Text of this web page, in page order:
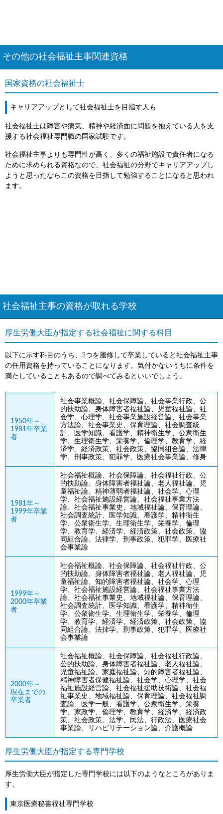
その他の社会福祉主事関連資格
国家資格の社会福祉士
キャリアアップとして社会福祉士を目指す人も
社会福祉士は障害や病気、精神や経済面に問題を抱えている人を支
援する社会福祉専門職の国家試験です。
社会福祉主事よりも専門性が高く、多くの福祉施設で責任者になる
ために求められる資格なので、社会福祉の分野でキャリアアップし
ようと思ったならこの資格を目指して勉強することになると思われ
ます。
社会福祉主事の資格が取れる学校
厚生労働大臣が指定する社会福祉に関する科目
以下に示す科目のうち、3つを履修して卒業していると社会福祉主事
の任用資格を持っていることになります。気付かないうちに条件を
満たしていることもあるので調べてみるといいでしょう。
1950年～
1981年卒業
者
社会事業概論、社会保障論、社会事業行政、公
的扶助論、身体障害者福祉論、児童福祉論、社
会学、心理学、社会事業施設経営論、社会事業
方法論、社会事業史、保育理論、社会調査統
計、医学知識、看護学、精神衛生学、公衆衛生
学、生理衛生学、栄養学、倫理学、教育学、経
済学、経済政策、社会政策、協同組合論、法律
学、刑事政策、犯罪学、医療社会事業論、修身
1981年～
1999年卒業
者
社会福祉概論、社会保障論、社会福祉行政、公
的扶助論、身体障害者福祉論、老人福祉論、児
童福祉論、精神薄弱者福祉論、社会学、心理
学、社会福祉施設経営論、社会福祉事業方法
論、社会福祉事業史、地域福祉論、保育理論、
社会調査統計、医学知識、看護学、精神衛生
学、公衆衛生学、生理衛生学、栄養学、倫理
学、教育学、経済学、経済政策、社会政策、協
同組合論、法律学、刑事政策、犯罪学、医療社
会事業論
1999年～
2000年卒業
者
社会福祉概論、社会保障論、社会福祉行政、公
的扶助論、身体障害者福祉論、老人福祉論、児
童福祉論、知的障害者福祉論、社会学、心理
学、社会福祉施設経営論、社会福祉事業方法
論、社会福祉事業史、地域福祉論、保育理論、
社会調査統計、医学知識、看護学、精神衛生
学、公衆衛生学、生理衛生学、栄養学、倫理
学、教育学、経済学、経済政策、社会政策、協
同組合論、法律学、刑事政策、犯罪学、医療社
会事業論
2000年～
現在までの
卒業者
社会福祉概論、社会保障論、社会福祉行政論、
公的扶助論、身体障害者福祉論、老人福祉論、
児童福祉論、家庭福祉論、知的障害者福祉論、
精神障害者保健福祉論、社会学、心理学、社会
福祉施設経営論、社会福祉援助技術論、社会福
祉事業史、地域福祉論、保育理論、社会福祉調
査論、医学一般、看護学、公衆衛生学、栄養
学、家政学、倫理学、教育学、経済学、経済政
策、社会政策、法学、民法、行政法、医療社会
事業論、リハビリテーション論、介護概論
厚生労働大臣が指定する専門学校
厚生労働大臣が指定した専門学校には以下のようなところがありま
す。
東京医療秘書福祉専門学校